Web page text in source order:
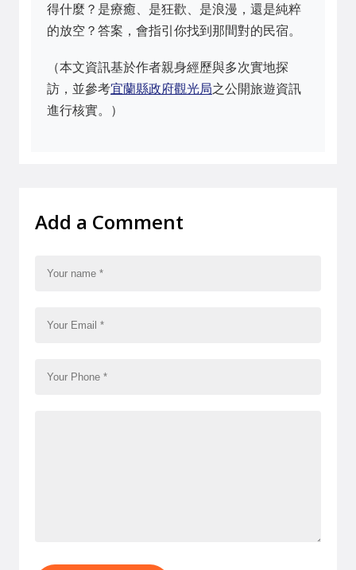
得什麼？是療癒、是狂歡、是浪漫，還是純粹
的放空？答案，會指引你找到那間對的民宿。
（本文資訊基於作者親身經歷與多次實地探
訪，並參考宜蘭縣政府觀光局之公開旅遊資訊
進行核實。）
Add a Comment